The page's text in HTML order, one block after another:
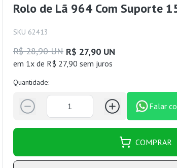
Rolo de Lã 964 Com Suporte
SKU 62413
R$ 28,90 UN R$ 27,90 UN
em 1x de R$ 27,90 sem juros
Quantidade:
Falar
COMPRAR